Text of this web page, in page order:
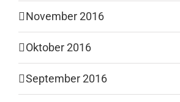
November 2016
Oktober 2016
September 2016